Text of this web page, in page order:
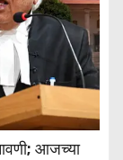
आजच्या